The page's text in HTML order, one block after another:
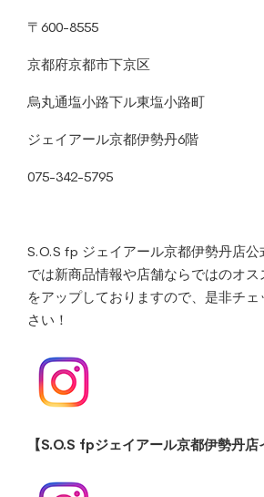
〒600-8555
京都府京都市下京区
烏丸通塩小路下ル東塩小路町
ジェイアール京都伊勢丹6階
075-342-5795
S.O.S fp ジェイアール京都伊勢丹店
では新商品情報や店舗ならではのオ
をアップしておりますので、是非チ
さい！
【S.O.S fpジェイアール京都伊勢丹店